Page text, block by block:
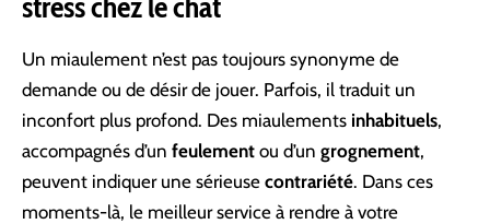
Un miaulement n’est pas toujours synonyme de
demande ou de désir de jouer. Parfois, il traduit un
inconfort plus profond. Des miaulements inhabituels,
accompagnés d’un feulement ou d’un grognement,
peuvent indiquer une sérieuse contrariété. Dans ces
moments-là, le meilleur service à rendre à votre